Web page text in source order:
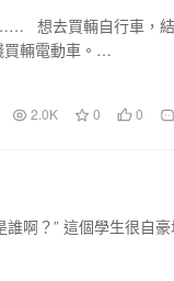
想去買輛自行車，結
買輛電動車。…
2.0K 0 0
啊？” 這個學生很自